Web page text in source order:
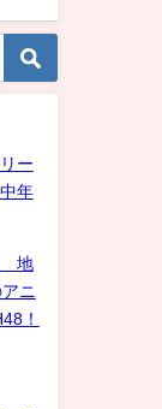
ー
年
地
ニ
！